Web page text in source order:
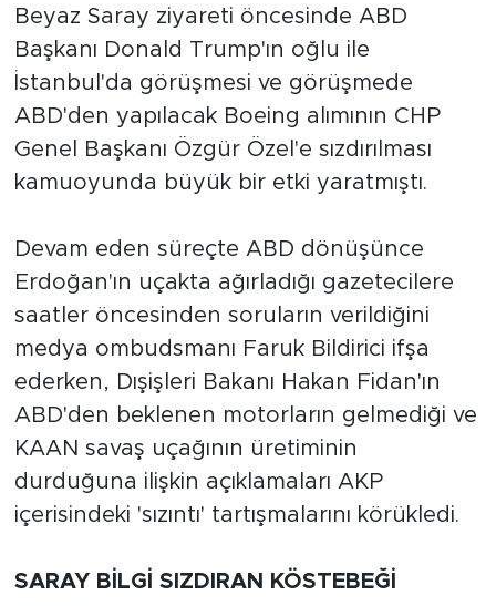
Beyaz Saray ziyareti öncesinde ABD
Başkanı Donald Trump'ın oğlu ile
İstanbul'da görüşmesi ve görüşmede
ABD'den yapılacak Boeing alımının CHP
Genel Başkanı Özgür Özel'e sızdırılması
kamuoyunda büyük bir etki yaratmıştı.
Devam eden süreçte ABD dönüşünce
Erdoğan'ın uçakta ağırladığı gazetecilere
saatler öncesinden soruların verildiğini
medya ombudsmanı Faruk Bildirici ifşa
ederken, Dışişleri Bakanı Hakan Fidan'ın
ABD'den beklenen motorların gelmediği ve
KAAN savaş uçağının üretiminin
durduğuna ilişkin açıklamaları AKP
içerisindeki 'sızıntı' tartışmalarını körükledi.
SARAY BİLGİ SIZDIRAN KÖSTEBEĞİ
SİYASET
MEDYA KÖŞESİ
FOTO GALERİ
VİDEOLAR
ALINTI YAZARLAR
SOSYAL MEDYA